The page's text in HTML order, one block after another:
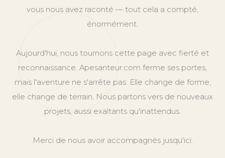
vous nous avez raconté — tout cela a compté,
énormément.
Aujourd'hui, nous tournons cette page avec fierté et
reconnaissance. Apesanteur.com ferme ses portes,
mais l'aventure ne s'arrête pas. Elle change de forme,
elle change de terrain. Nous partons vers de nouveaux
projets, aussi exaltants qu'inattendus.
Merci de nous avoir accompagnés jusqu'ici.